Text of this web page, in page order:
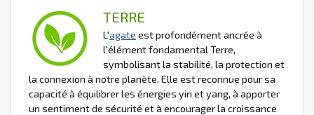
TERRE
L'agate est profondément ancrée à
l'élément fondamental Terre,
symbolisant la stabilité, la protection et
la connexion à notre planète. Elle est reconnue pour sa
capacité à équilibrer les énergies yin et yang, à apporter
un sentiment de sécurité et à encourager la croissance